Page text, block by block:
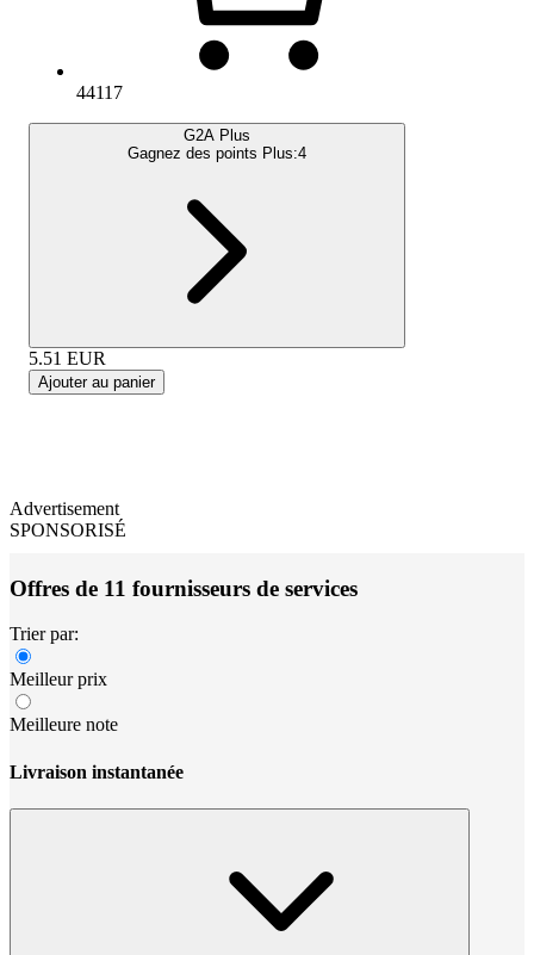
44117
G2A Plus
Gagnez des points Plus:4
5.51 EUR
Ajouter au panier
Advertisement
SPONSORISÉ
Offres de 11 fournisseurs de services
Trier par:
Meilleur prix
Meilleure note
Livraison instantanée